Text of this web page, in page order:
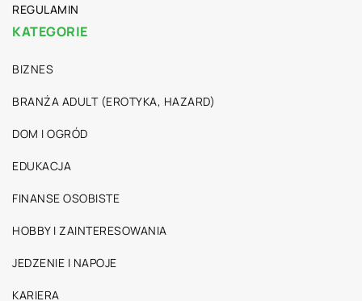
REGULAMIN
KATEGORIE
BIZNES
BRANŻA ADULT (EROTYKA, HAZARD)
DOM I OGRÓD
EDUKACJA
FINANSE OSOBISTE
HOBBY I ZAINTERESOWANIA
JEDZENIE I NAPOJE
KARIERA